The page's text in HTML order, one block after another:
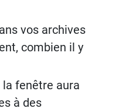
vos archives
combien il y
fenêtre aura
à des